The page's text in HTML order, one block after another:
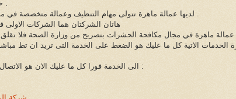
هاتان الشركتان هما الشركات الاولى
عمالة ماهرة في مجال مكافحة الحشرات بتصريح من وزارة الصحة فلا
الخدمات الاتية كل ما عليك هو الضغط على الخدمة التى تريد ان تط
الى الخدمة فورا كل ما عليك الان هو الاتصال بنا على الارقام التالية :